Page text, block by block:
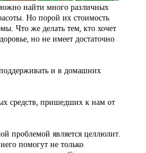
найти много различных
Но порой их стоимость
Что же делать тем, кто хочет
но не имеет достаточно
и в домашних
средств, пришедших к нам от
проблемой является целлюлит.
помогут не только